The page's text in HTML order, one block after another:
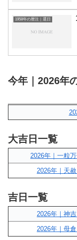
1958年の暦注｜選日
今年｜2026年
大吉日一覧
2026年｜一粒
2026年｜天赦
吉日一覧
2026年｜神吉
2026年｜母倉